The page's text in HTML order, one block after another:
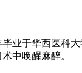
业于华西医科
中唤醒麻醉。